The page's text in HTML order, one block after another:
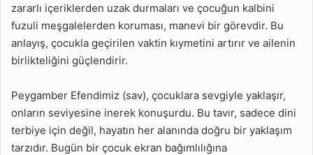
zararlı içeriklerden uzak durmaları ve çocuğun kalbini
fuzuli meşgalelerden koruması, manevi bir görevdir. Bu
anlayış, çocukla geçirilen vaktin kıymetini artırır ve ailenin
birlikteliğini güçlendirir.
Peygamber Efendimiz (sav), çocuklara sevgiyle yaklaşır,
onların seviyesine inerek konuşurdu. Bu tavır, sadece dini
terbiye için değil, hayatın her alanında doğru bir yaklaşım
tarzıdır. Bugün bir çocuk ekran bağımlılığına